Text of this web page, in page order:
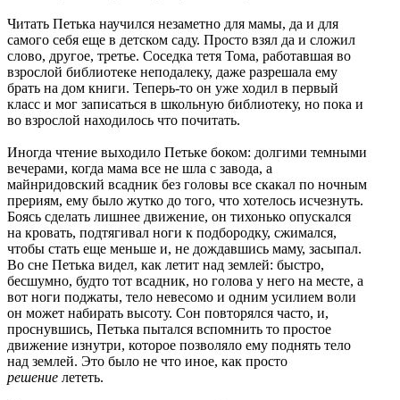
Читать Петька научился незаметно для мамы, да и для
самого себя еще в детском саду. Просто взял да и сложил
слово, другое, третье. Соседка тетя Тома, работавшая во
взрослой библиотеке неподалеку, даже разрешала ему
брать на дом книги. Теперь-то он уже ходил в первый
класс и мог записаться в школьную библиотеку, но пока и
во взрослой находилось что почитать.
Иногда чтение выходило Петьке боком: долгими темными
вечерами, когда мама все не шла с завода, а
майнридовский всадник без головы все скакал по ночным
прериям, ему было жутко до того, что хотелось исчезнуть.
Боясь сделать лишнее движение, он тихонько опускался
на кровать, подтягивал ноги к подбородку, сжимался,
чтобы стать еще меньше и, не дождавшись маму, засыпал.
Во сне Петька видел, как летит над землей: быстро,
бесшумно, будто тот всадник, но голова у него на месте, а
вот ноги поджаты, тело невесомо и одним усилием воли
он может набирать высоту. Сон повторялся часто, и,
проснувшись, Петька пытался вспомнить то простое
движение изнутри, которое позволяло ему поднять тело
над землей. Это было не что иное, как просто
решение лететь.